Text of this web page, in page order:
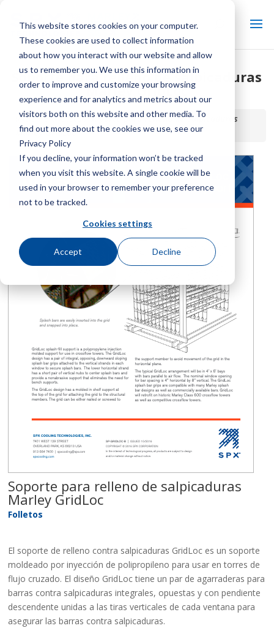
This website stores cookies on your computer.
These cookies are used to collect information
about how you interact with our website and allow
us to remember you. We use this information in
order to improve and customize your browsing
experience and for analytics and metrics about our
visitors both on this website and other media. To
find out more about the cookies we use, see our
Privacy Policy
If you decline, your information won’t be tracked
when you visit this website. A single cookie will be
used in your browser to remember your preference
not to be tracked.
Cookies settings
Accept Decline
Soporte para relleno de salpicaduras
Marley GridLoc
Inicio / Biblioteca /Soporte para relleno de salpicaduras
Marley GridLoc
Soporte para relleno de salpicaduras
Marley GridLoc
Folletos
El soporte de relleno contra salpicaduras GridLoc es un soporte
moldeado por inyección de polipropileno para usar en torres de
flujo cruzado. El diseño GridLoc tiene un par de agarraderas para
barras contra salpicaduras integrales, opuestas y con pendiente
descendente unidas a las tiras verticales de cada ventana para
asegurar las barras contra salpicaduras.